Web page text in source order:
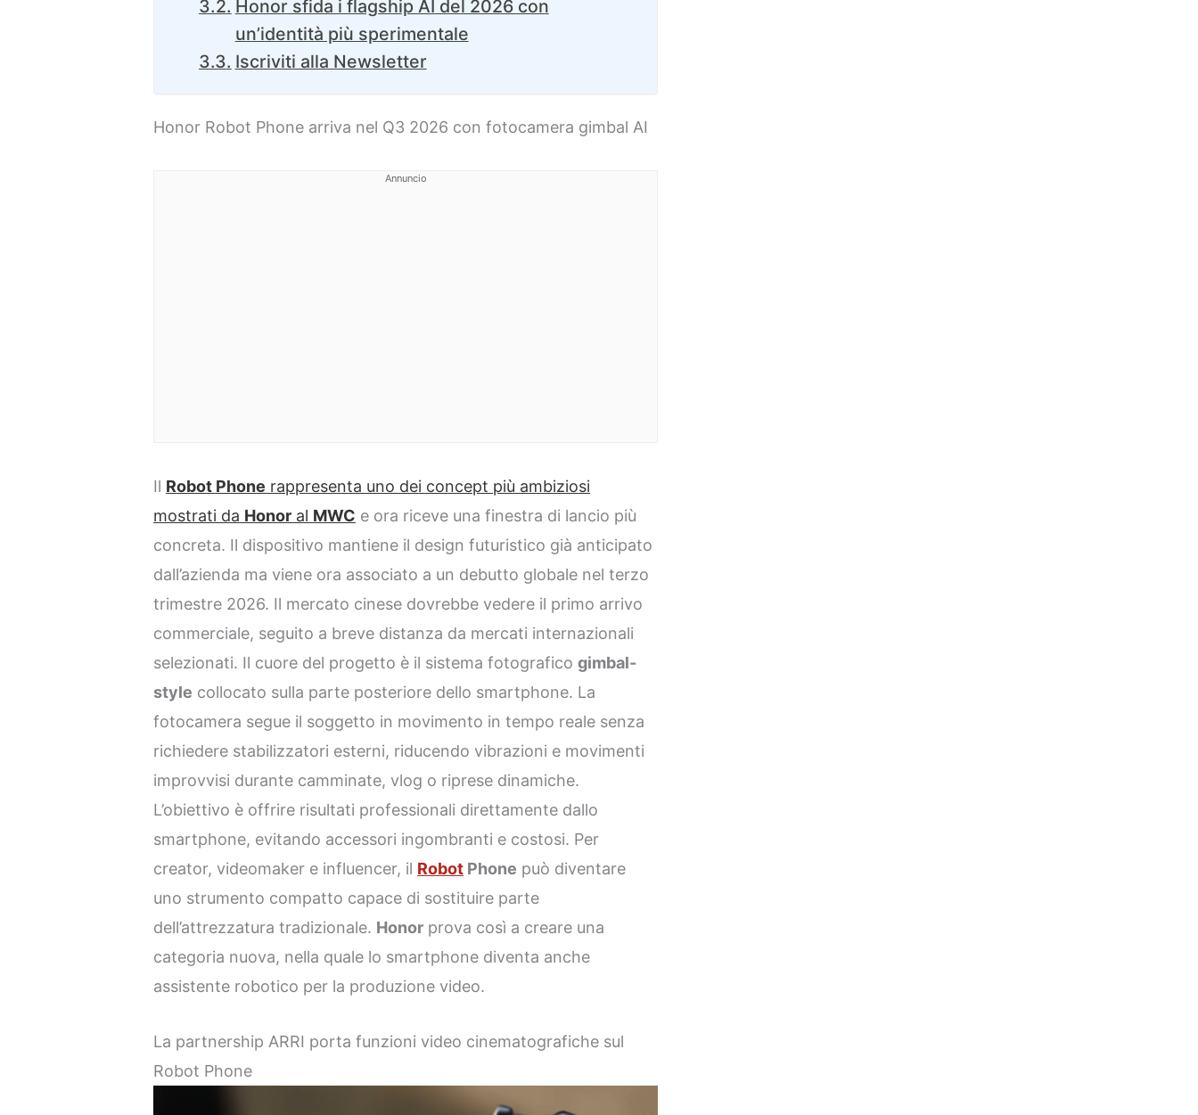
Honor sfida i flagship AI del 2026 con
un’identità più sperimentale
Iscriviti alla Newsletter
Honor Robot Phone arriva nel Q3 2026 con fotocamera gimbal AI
Annuncio
Il Robot Phone rappresenta uno dei concept più ambiziosi
mostrati da Honor al MWC e ora riceve una finestra di lancio più
concreta. Il dispositivo mantiene il design futuristico già anticipato
dall’azienda ma viene ora associato a un debutto globale nel terzo
trimestre 2026. Il mercato cinese dovrebbe vedere il primo arrivo
commerciale, seguito a breve distanza da mercati internazionali
selezionati. Il cuore del progetto è il sistema fotograficogimbal-
style collocato sulla parte posteriore dello smartphone. La
fotocamera segue il soggetto in movimento in tempo reale senza
richiedere stabilizzatori esterni, riducendo vibrazioni e movimenti
improvvisi durante camminate, vlog o riprese dinamiche.
L’obiettivo è offrire risultati professionali direttamente dallo
smartphone, evitando accessori ingombranti e costosi. Per
creator, videomaker e influencer, il Robot Phone può diventare
uno strumento compatto capace di sostituire parte
dell’attrezzatura tradizionale. Honor prova così a creare una
categoria nuova, nella quale lo smartphone diventa anche
assistente robotico per la produzione video.
La partnership ARRI porta funzioni video cinematografiche sul
Robot Phone